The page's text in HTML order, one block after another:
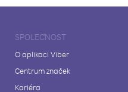
SPOLEČNOST
O aplikaci Viber
Centrum značek
Kariéra